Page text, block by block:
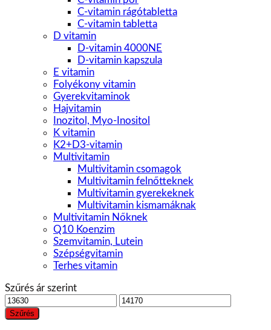
C-vitamin rágótabletta
C-vitamin tabletta
D vitamin
D-vitamin 4000NE
D-vitamin kapszula
E vitamin
Folyékony vitamin
Gyerekvitaminok
Hajvitamin
Inozitol, Myo-Inositol
K vitamin
K2+D3-vitamin
Multivitamin
Multivitamin csomagok
Multivitamin felnőtteknek
Multivitamin gyerekeknek
Multivitamin kismamáknak
Multivitamin Nőknek
Q10 Koenzim
Szemvitamin, Lutein
Szépségvitamin
Terhes vitamin
Szűrés ár szerint
Min
ár
Max
Szűrés